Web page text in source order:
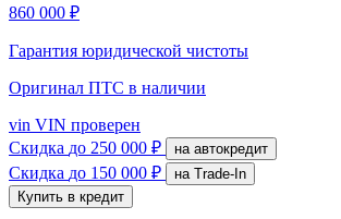
860 000 ₽
Гарантия юридической чистоты
Оригинал ПТС в наличии
vin VIN проверен
Скидка до 250 000 ₽ на автокредит
Скидка до 150 000 ₽
на Trade-In
Купить в кредит